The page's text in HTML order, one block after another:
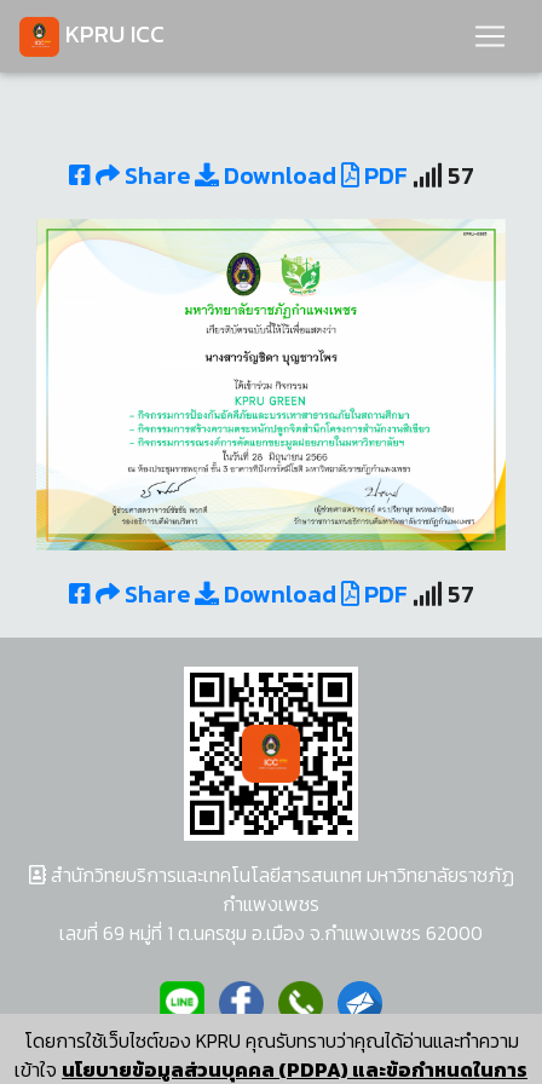
KPRU ICC
Share Download PDF 57
Share Download PDF 57
โดยการใช้เว็บไซต์ของ KPRU คุณรับทราบว่าคุณได้อ่านและทำความ
เข้าใจ นโยบายข้อมูลส่วนบุคคล (PDPA) และข้อกำหนดในการ
สำนักวิทยบริการและเทคโนโลยีสารสนเทศ มหาวิทยาลัยราชภัฏ
กำแพงเพชร
เลขที่ 69 หมู่ที่ 1 ต.นครชุม อ.เมือง จ.กำแพงเพชร 62000
ผู้พัฒนาระบบ อนุชา พวงผกา